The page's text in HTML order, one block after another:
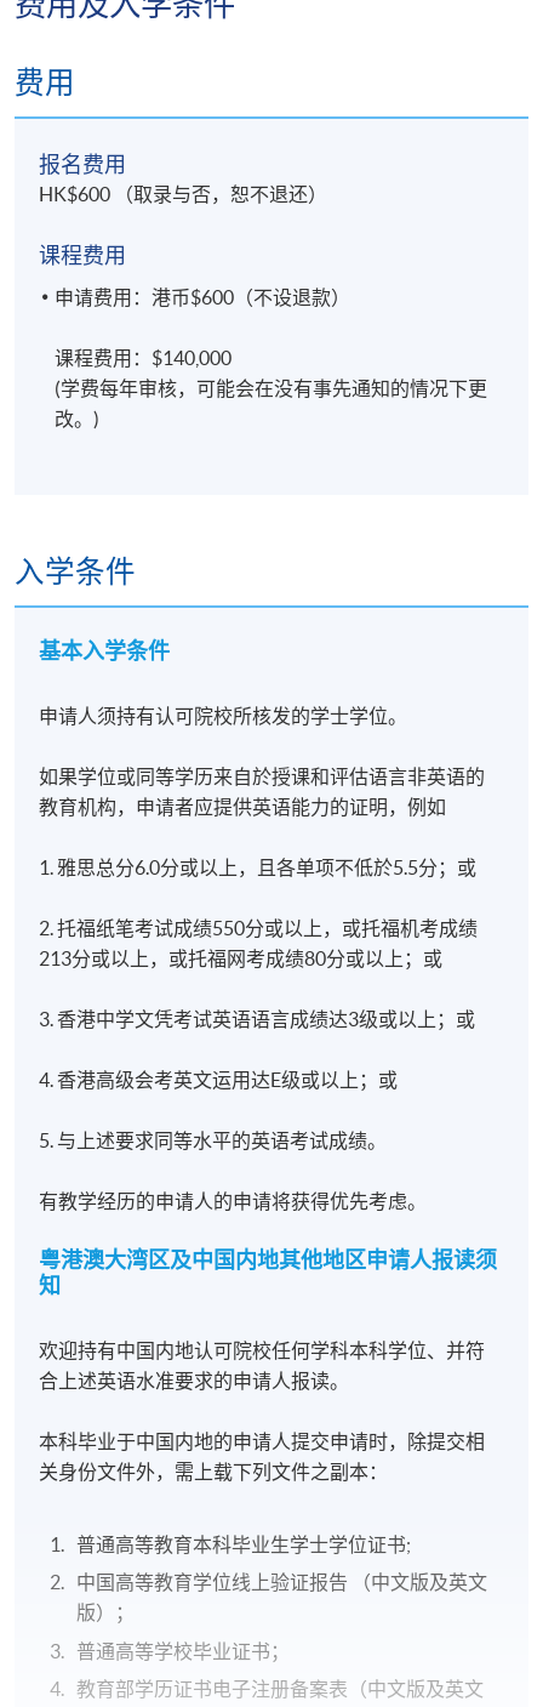
费用
报名费用
HK$600 （取录与否，恕不退还）
课程费用
申请费用：港币$600（不设退款）
课程费用：$140,000
(学费每年审核，可能会在没有事先通知的情况下更
改。)
入学条件
基本入学条件
申请人须持有认可院校所核发的学士学位。
如果学位或同等学历来自於授课和评估语言非英语的
教育机构，申请者应提供英语能力的证明，例如
1. 雅思总分6.0分或以上，且各单项不低於5.5分；或
2. 托福纸笔考试成绩550分或以上，或托福机考成绩
213分或以上，或托福网考成绩80分或以上；或
3. 香港中学文凭考试英语语言成绩达3级或以上；或
4. 香港高级会考英文运用达E级或以上；或
5. 与上述要求同等水平的英语考试成绩。
有教学经历的申请人的申请将获得优先考虑。
粤港澳大湾区及中国内地其他地区申请人报读须
知
欢迎持有中国内地认可院校任何学科本科学位、并符
合上述英语水准要求的申请人报读。
本科毕业于中国内地的申请人提交申请时，除提交相
关身份文件外，需上载下列文件之副本：
普通高等教育本科毕业生学士学位证书;
中国高等教育学位线上验证报告 （中文版及英文
版）；
普通高等学校毕业证书；
教育部学历证书电子注册备案表（中文版及英文